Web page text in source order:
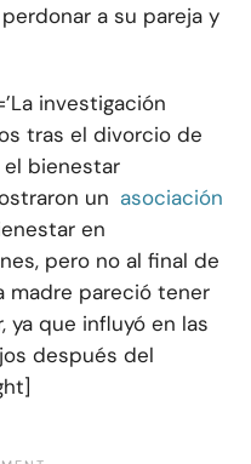
a su pareja y
investigación
tras el divorcio de
bienestar
un asociación
en
pero no al final de
madre pareció tener
ya que influyó en las
después del